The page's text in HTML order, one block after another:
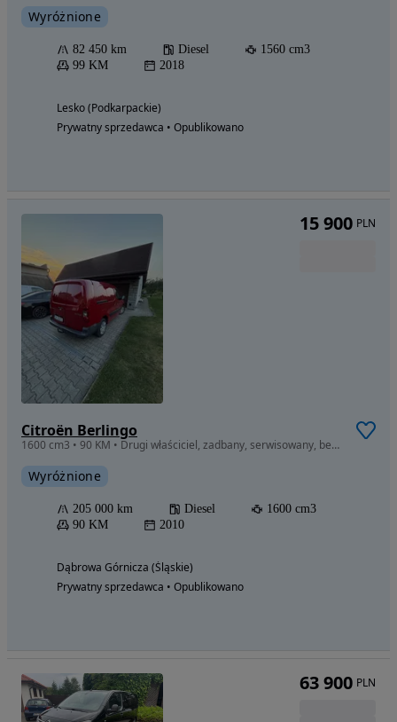
Wyróżnione
82 450 km Diesel
1560 cm3
99 KM
2018
Lesko (Podkarpackie)
Prywatny sprzedawca • Opublikowano
Citroën Berlingo
1600 cm3 • 90 KM • Drugi właściciel, zadbany, serwisowany, bez wkładu własnego
Wyróżnione
205 000 km Diesel
1600 cm3
90 KM
2010
Dąbrowa Górnicza (Śląskie)
Prywatny sprzedawca • Opublikowano
15 900 PLN
63 900 PLN